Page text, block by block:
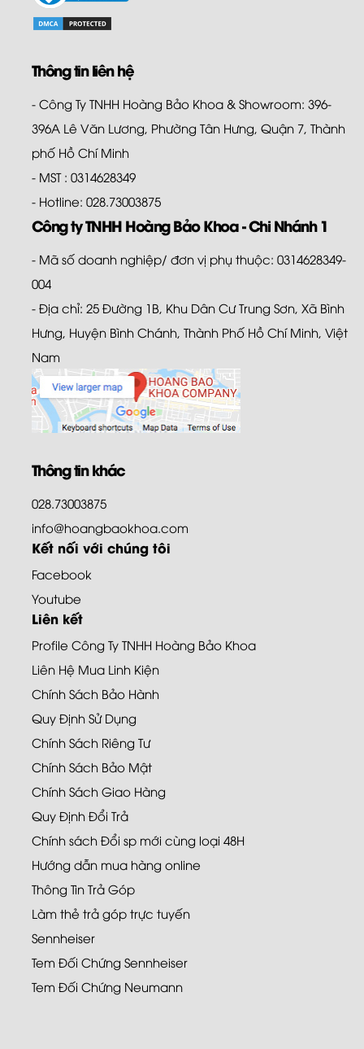
Thông tin liên hệ
- Công Ty TNHH Hoàng Bảo Khoa & Showroom: 396-
396A Lê Văn Lương, Phường Tân Hưng, Quận 7, Thành
phố Hồ Chí Minh
- MST : 0314628349
- Hotline: 028.73003875
Công ty TNHH Hoàng Bảo Khoa - Chi Nhánh 1
- Mã số doanh nghiệp/ đơn vị phụ thuộc: 0314628349-
004
- Địa chỉ: 25 Đường 1B, Khu Dân Cư Trung Sơn, Xã Bình
Hưng, Huyện Bình Chánh, Thành Phố Hồ Chí Minh, Việt
Nam
Thông tin khác
028.73003875
info@hoangbaokhoa.com
Kết nối với chúng tôi
Facebook
Youtube
Liên kết
Profile Công Ty TNHH Hoàng Bảo Khoa
Liên Hệ Mua Linh Kiện
Chính Sách Bảo Hành
Quy Định Sử Dụng
Chính Sách Riêng Tư
Chính Sách Bảo Mật
Chính Sách Giao Hàng
Quy Định Đổi Trả
Chính sách Đổi sp mới cùng loại 48H
Hướng dẫn mua hàng online
Thông Tin Trả Góp
Làm thẻ trả góp trực tuyến
Sennheiser
Tem Đối Chứng Sennheiser
Tem Đối Chứng Neumann